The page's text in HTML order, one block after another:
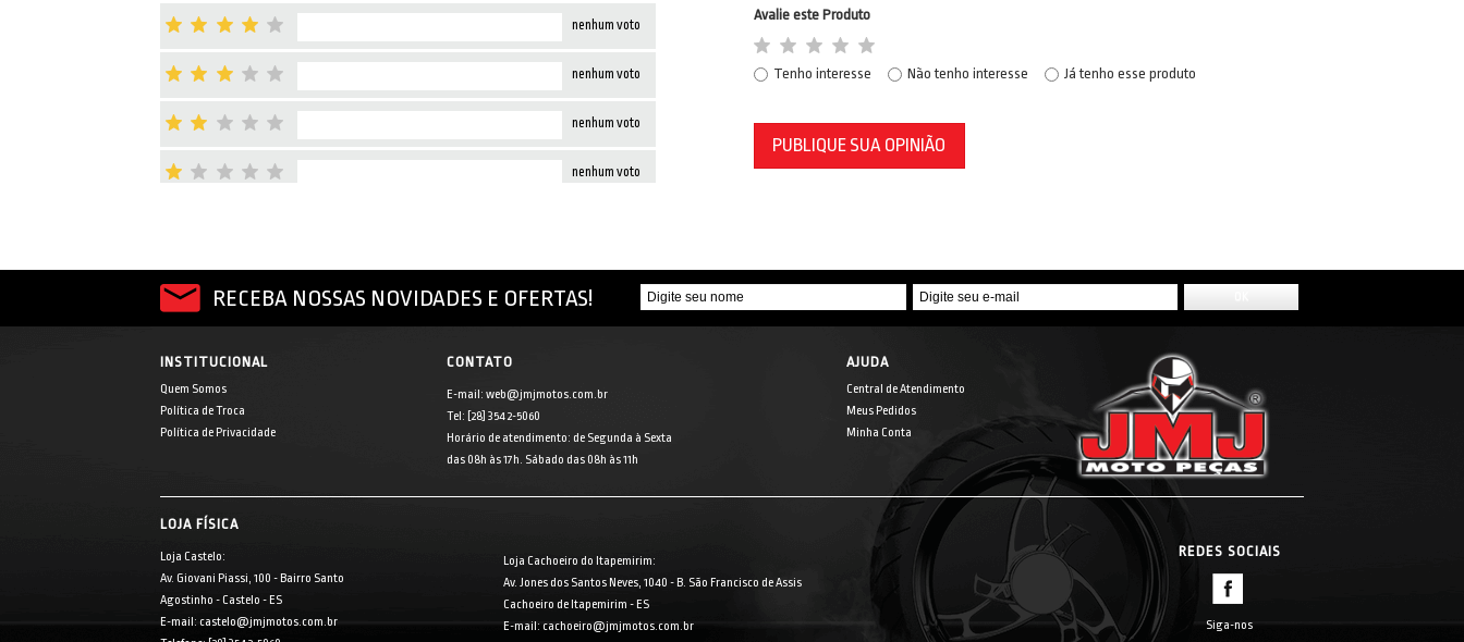
nenhum voto
nenhum voto
nenhum voto
nenhum voto
Avalie este Produto
Tenho interesse Não tenho interesse Já tenho esse produto
PUBLIQUE SUA OPINIÃO
RECEBA NOSSAS NOVIDADES E OFERTAS!
INSTITUCIONAL
Quem Somos
Política de Troca
Política de Privacidade
CONTATO
E-mail: web@jmjmotos.com.br
Tel: [28] 3542-5060
Horário de atendimento: de Segunda à Sexta
das 08h às 17h. Sábado das 08h às 11h
AJUDA
Central de Atendimento
Meus Pedidos
Minha Conta
LOJA FÍSICA
Loja Castelo:
Av. Giovani Piassi, 100 - Bairro Santo
Agostinho - Castelo - ES
E-mail: castelo@jmjmotos.com.br
Loja Cachoeiro do Itapemirim:
Av. Jones dos Santos Neves, 1040 - B. São Francisco de Assis
Cachoeiro de Itapemirim - ES
E-mail: cachoeiro@jmjmotos.com.br
REDES SOCIAIS
Siga-nos